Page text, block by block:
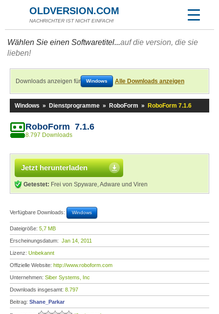
OLDVERSION.COM
NACHRICHTER IST NICHT EINFACH!
Wählen Sie einen Softwaretitel...auf die version, die sie
lieben!
Downloads anzeigen für Windows Alle Downloads anzeigen
Windows » Dienstprogramme » RoboForm » RoboForm 7.1.6
RoboForm 7.1.6
8.797 Downloads
Jetzt herunterladen
Getestet: Frei von Spyware, Adware und Viren
Verfügbare Downloads: Windows
Dateigröße: 5,7 MB
Erscheinungsdatum: Jan 14, 2011
Lizenz: Unbekannt
Offizielle Website: http://www.roboform.com
Unternehmen: Siber Systems, Inc
Downloads insgesamt: 8.797
Beitrag: Shane_Parkar